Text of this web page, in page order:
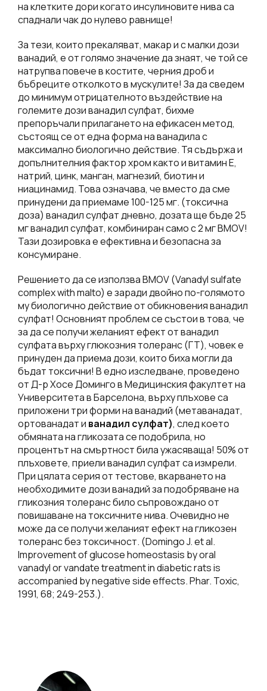
на клетките дори когато инсулиновите нива са
спаднали чак до нулево равнище!
За тези, които прекаляват, макар и с малки дози
ванадий, е от голямо значение да знаят, че той се
натрупва повече в костите, черния дроб и
бъбреците отколкото в мускулите! За да сведем
до минимум отрицателното въздействие на
големите дози ванадил сулфат, бихме
препоръчали прилагането на ефикасен метод,
състоящ се от една форма на ванадила с
максимално биологично действие. Тя съдържа и
допълнителния фактор хром както и витамин Е,
натрий, цинк, манган, магнезий, биотин и
ниацинамид. Това означава, че вместо да сме
принудени да приемаме 100-125 мг. (токсична
доза) ванадил сулфат дневно, дозата ще бъде 25
мг ванадил сулфат, комбиниран само с 2 мг BMOV!
Тази дозировка е ефективна и безопасна за
консумиране.
Решението да се използва BMOV (Vanadyl sulfate
complex with malto) е заради двойно по-голямото
му биологично действие от обикновения ванадил
сулфат! Основният проблем се състои в това, че
за да се получи желаният ефект от ванадил
сулфата върху глюкозния толеранс (ГТ), човек е
принуден да приема дози, които биха могли да
бъдат токсични! В едно изследване, проведено
от Д-р Хосе Доминго в Медицинския факултет на
Университета в Барселона, върху плъхове са
приложени три форми на ванадий (метаванадат,
ортованадат и ванадил сулфат), след което
обмяната на гликозата се подобрила, но
процентът на смъртност била ужасяваща! 50% от
плъховете, приели ванадил сулфат са измрели.
При цялата серия от тестове, вкарването на
необходимите дози ванадий за подобряване на
гликозния толеранс било съпровождано от
повишаване на токсичните нива. Очевидно не
може да се получи желаният ефект на гликозен
толеранс без токсичност. (Domingo J. et al.
Improvement of glucose homeostasis by oral
vanadyl or vandate treatment in diabetic rats is
accompanied by negative side effects. Phar. Toxic,
1991, 68; 249-253.).